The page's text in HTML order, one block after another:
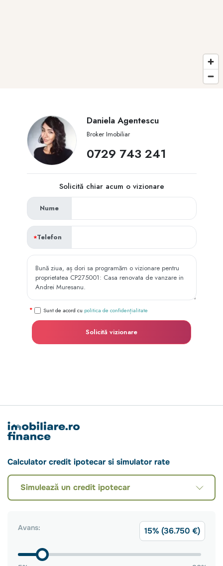
Daniela Agentescu
Broker Imobiliar
0729 743 241
Solicită chiar acum o vizionare
Nume
Telefon
Sunt de acord cu politica de confidențialitate
Solicită vizionare